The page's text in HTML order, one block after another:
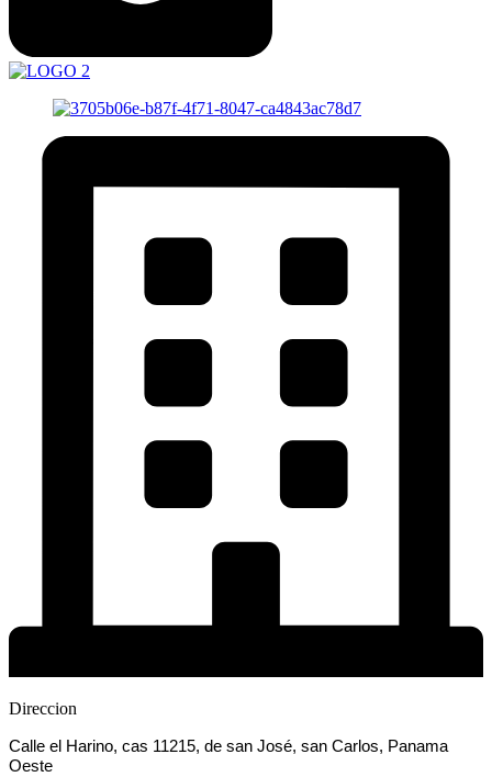
Direccion
Calle el Harino, cas 11215, de san José, san Carlos, Panama
Oeste